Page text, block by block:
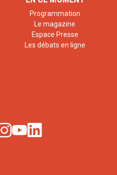
Programmation
Le magazine
Espace Presse
Les débats en ligne